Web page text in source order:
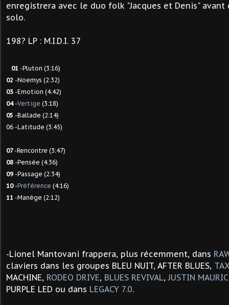
enregistrera avec le duo folk "Jacques et Denis"
solo.
198? LP : M.I.D.I. 37
01 -Pluton (3:16)
02 -Noemys (2:32)
03 -Emotion (4:42)
04 -Vertige (3:18)
05 -Ballade (2:14)
06 -Latitude (3:45)
07 -Rencontre (3:47)
08 -Pensée (4:36)
09 -Passage (2:34)
10 -Préférence (4:16)
11 -Manège (2:12)
-Lionel Mantovani frappera, plus récemment, dans
claviers dans les groupes BLEU NUIT, AFTER BLUES,
MACHINE, RODEO DRIVE, BLUES REVIVAL,JUSTIN
PURPLE LED ou dans LEGACY 7.0.